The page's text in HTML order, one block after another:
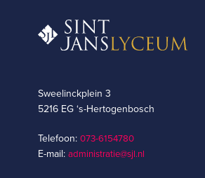
Sweelinckplein 3
5216 EG ‘s-Hertogenbosch
Telefoon: 073-6154780­
E-mail: administratie@sjl.nl